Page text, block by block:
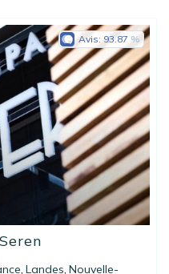
Landes Nouvelle-
Avis: 93.87